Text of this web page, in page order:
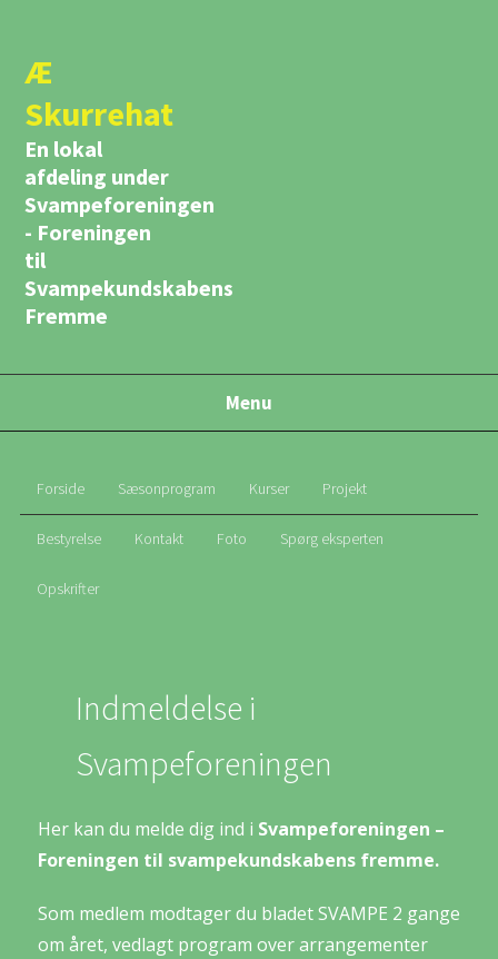
Æ
Skurrehat
En lokal
afdeling under
Svampeforeningen
- Foreningen
til
Svampekundskabens
Fremme
Menu
Forside Sæsonprogram Kurser Projekt
Bestyrelse Kontakt Foto Spørg eksperten
Opskrifter
Indmeldelse i
Svampeforeningen
Her kan du melde dig ind i Svampeforeningen –
Foreningen til svampekundskabens fremme.
Som medlem modtager du bladet SVAMPE 2 gange
om året, vedlagt program over arrangementer